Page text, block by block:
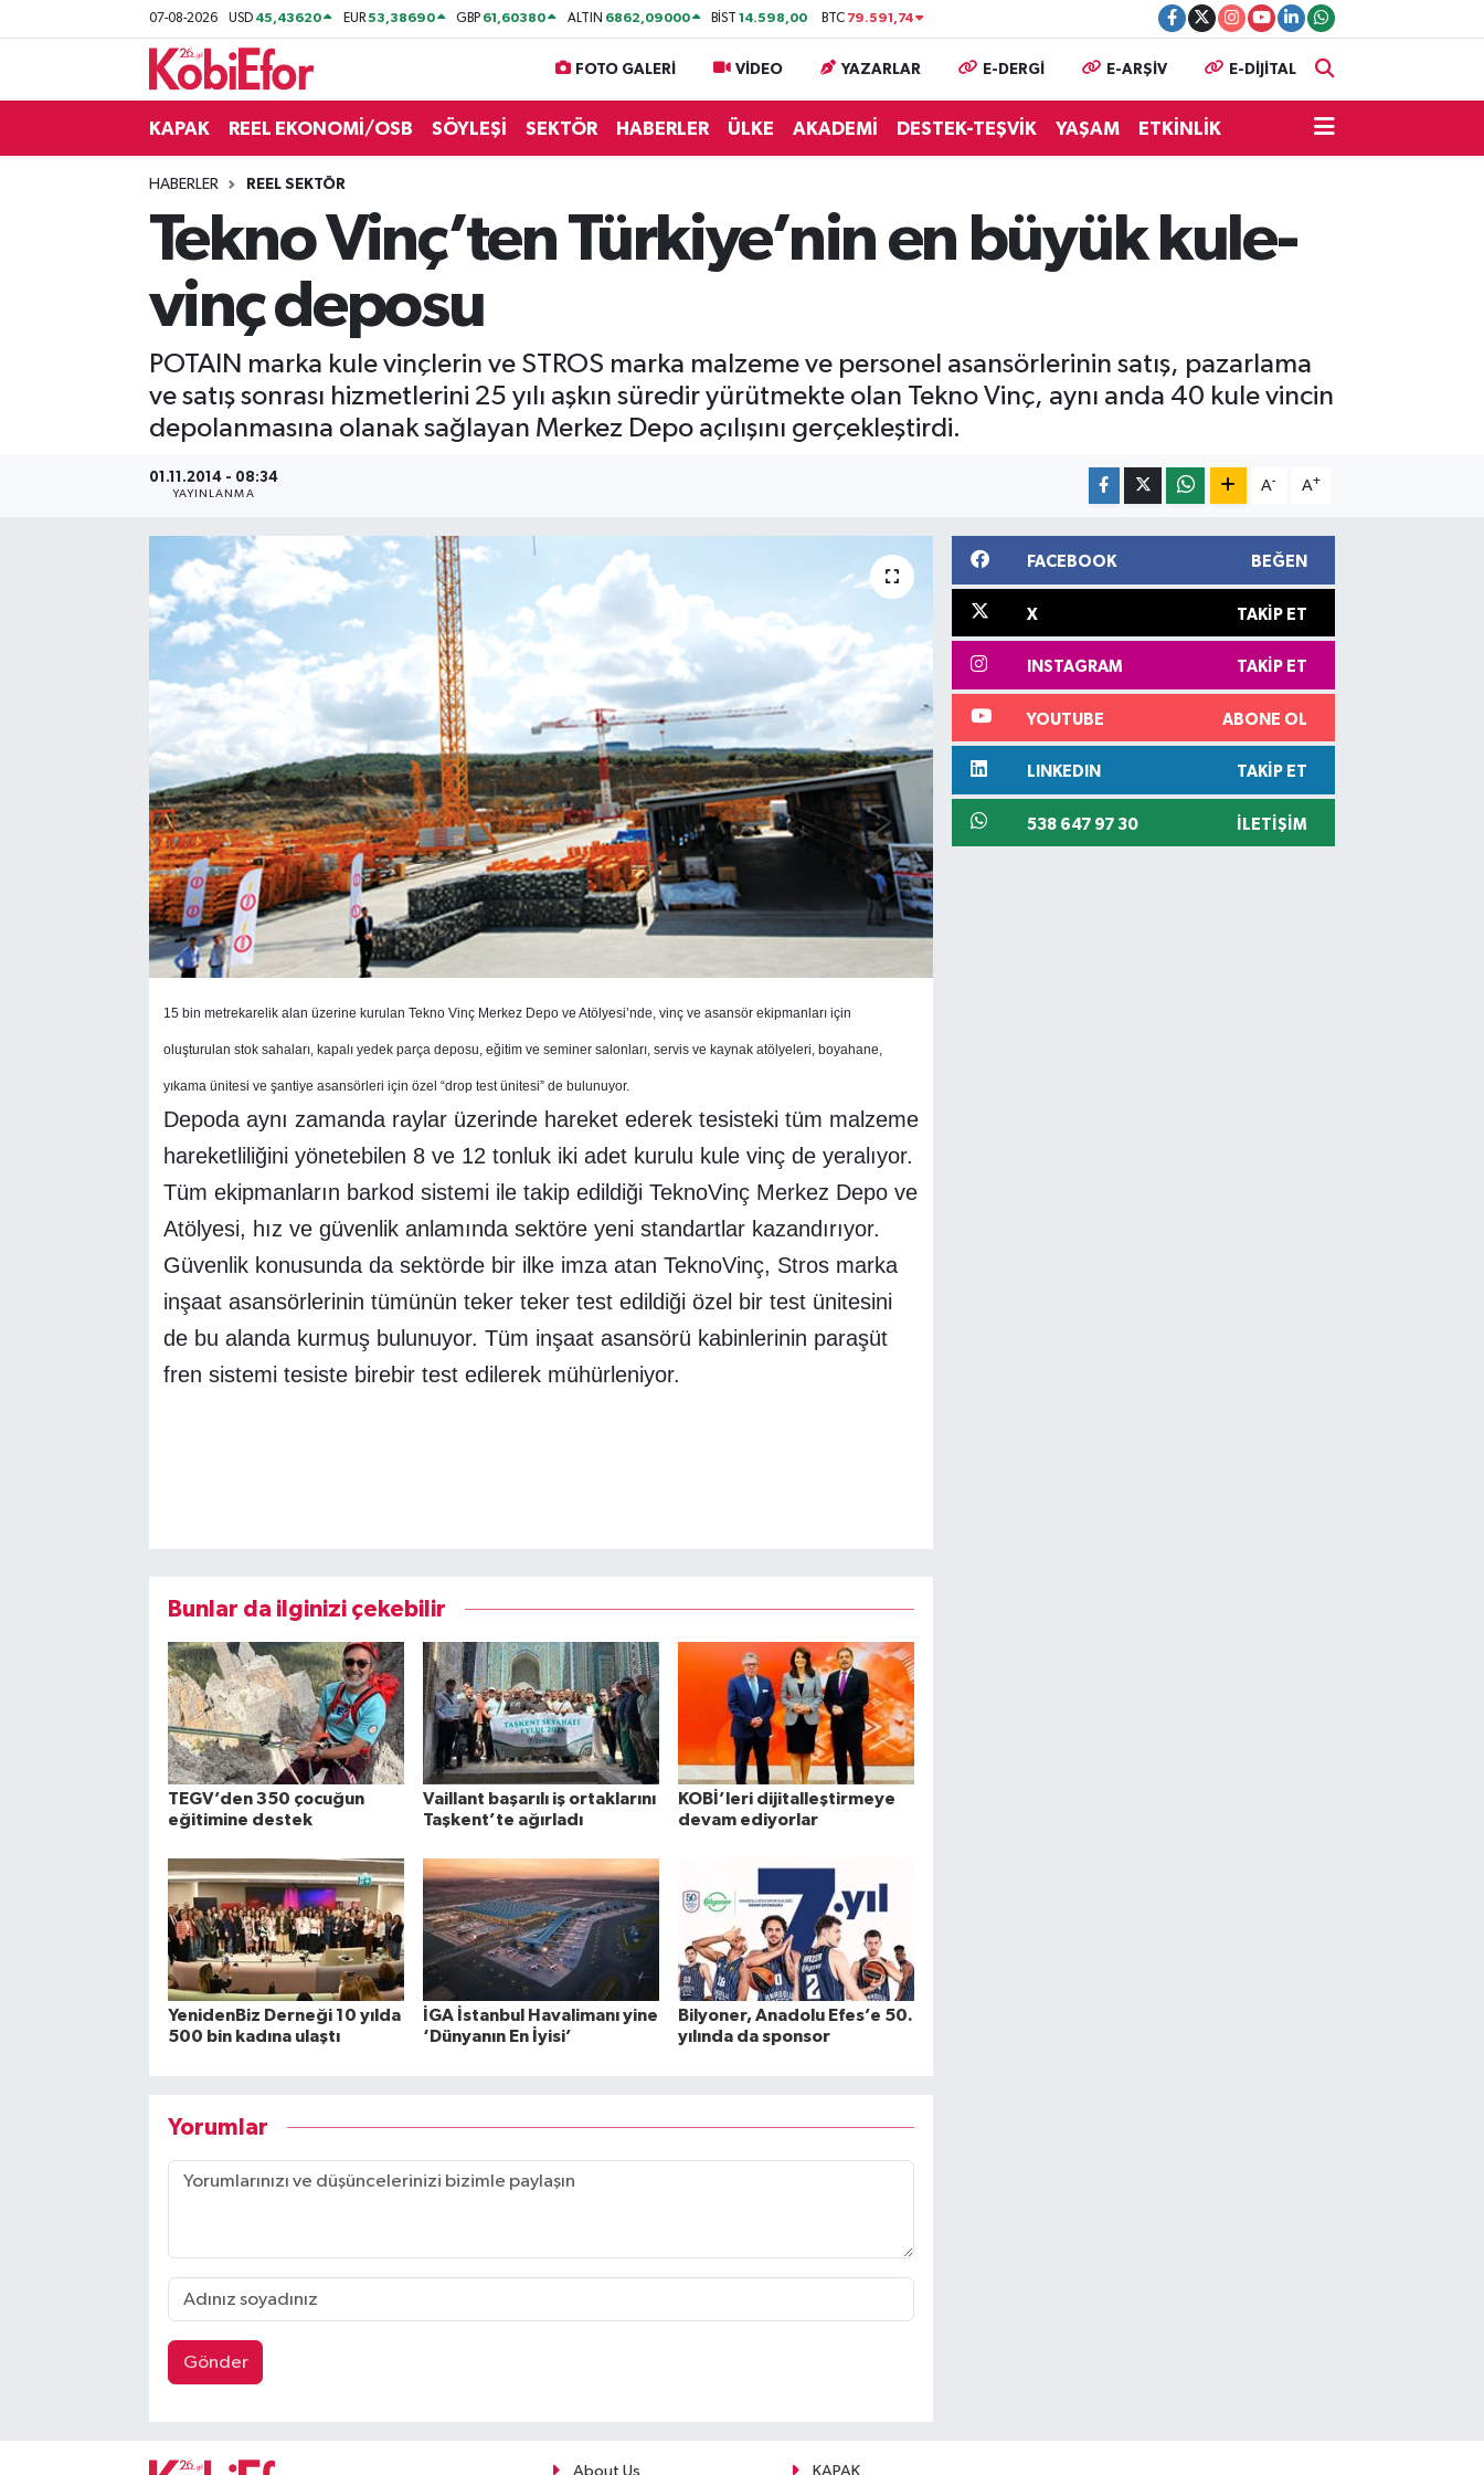
07-08-2026 USD 45,43620 EUR53,38690 GBP 61,60380 ALTIN 6862,09000 BİST14.598,00 BTC 79.591,74
FOTO GALERİ VİDEO YAZARLAR E-DERGİ E-ARŞİV E-DİJİTAL
KAPAK REEL EKONOMİ/OSB SÖYLEŞİ SEKTÖR HABERLER ÜLKE AKADEMİ DESTEK-TEŞVİK YAŞAM ETKİNLİK
HABERLER REEL SEKTÖR
Tekno Vinç’ten Türkiye’nin en büyük kule-
vinç deposu
POTAIN marka kule vinçlerin ve STROS marka malzeme ve personel asansörlerinin satış, pazarlama
ve satış sonrası hizmetlerini 25 yılı aşkın süredir yürütmekte olan Tekno Vinç, aynı anda 40 kule vincin
depolanmasına olanak sağlayan Merkez Depo açılışını gerçekleştirdi.
01.11.2014 - 08:34
YAYINLANMA
A- A+
15 bin metrekarelik alan üzerine kurulan Tekno Vinç Merkez Depo ve Atölyesi’nde, vinç ve asansör ekipmanları için
oluşturulan stok sahaları, kapalı yedek parça deposu, eğitim ve seminer salonları, servis ve kaynak atölyeleri, boyahane,
yıkama ünitesi ve şantiye asansörleri için özel “drop test ünitesi” de bulunuyor.
Depoda aynı zamanda raylar üzerinde hareket ederek tesisteki tüm malzeme
hareketliliğini yönetebilen 8 ve 12 tonluk iki adet kurulu kule vinç de yeralıyor.
Tüm ekipmanların barkod sistemi ile takip edildiği TeknoVinç Merkez Depo ve
Atölyesi, hız ve güvenlik anlamında sektöre yeni standartlar kazandırıyor.
Güvenlik konusunda da sektörde bir ilke imza atan TeknoVinç, Stros marka
inşaat asansörlerinin tümünün teker teker test edildiği özel bir test ünitesini
de bu alanda kurmuş bulunuyor. Tüm inşaat asansörü kabinlerinin paraşüt
fren sistemi tesiste birebir test edilerek mühürleniyor.
Bunlar da ilginizi çekebilir
TEGV’den 350 çocuğun
eğitimine destek
Vaillant başarılı iş ortaklarını
Taşkent’te ağırladı
KOBİ’leri dijitalleştirmeye
devam ediyorlar
YenidenBiz Derneği 10 yılda
500 bin kadına ulaştı
İGA İstanbul Havalimanı yine
‘Dünyanın En İyisi’
Bilyoner, Anadolu Efes’e 50.
yılında da sponsor
Yorumlar
Gönder
FACEBOOK BEĞEN
X TAKIP ET
INSTAGRAM TAKIP ET
YOUTUBE ABONE OL
LINKEDIN TAKIP ET
538 647 97 30 İLETIŞIM
About Us KAPAK
BİLİŞİM PANO
HABERLER
ŞİRKET PANO